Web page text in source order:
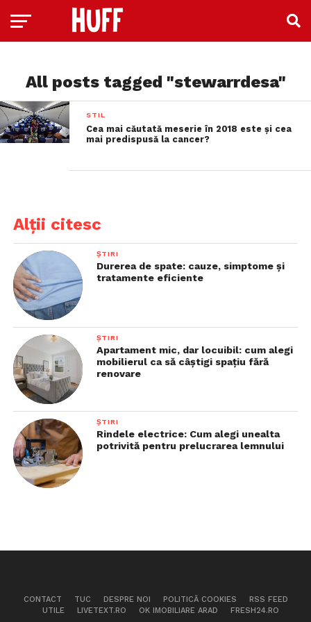
All posts tagged "stewarrdesa"
STIL
Cea mai căutată meserie în 2018 este și cea
mai predispusă la cancer?
Alții citesc
ȘTIRI
Durerea de spate: cauze, simptome și
tratamente eficiente
ȘTIRI
Apartament mic, dar locuibil: cum alegi
mobilierul ca să câștigi spațiu fără
renovare
ȘTIRI
Rindele electrice: Cum alegi unealta
potrivită pentru prelucrarea lemnului
CONTACT TUC DESPRE NOI POLITICĂ COOKIES
RSS FEED
UTILE
LIVETEXT.RO OK IMOBILIARE ARAD FRESH24.RO